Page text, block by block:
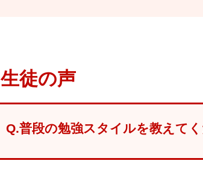
生徒の声
Q.普段の勉強スタイルを教えて